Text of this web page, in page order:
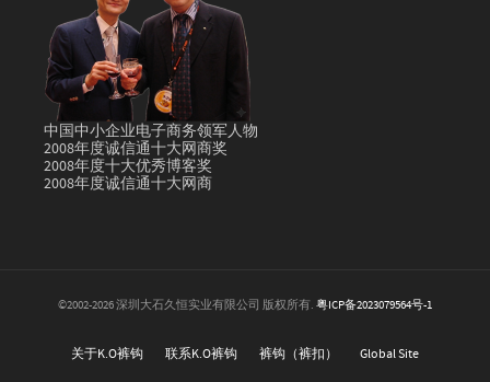
中国中小企业电子商务领军人物
2008年度诚信通十大网商奖
2008年度十大优秀博客奖
2008年度诚信通十大网商
©2002-2026 深圳大石久恒实业有限公司 版权所有. 粤ICP备2023079564号-1
关于K.O裤钩 联系K.O裤钩 裤钩（裤扣） Global Site